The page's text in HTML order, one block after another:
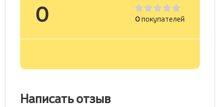
0 0покупателей
Написать отзыв